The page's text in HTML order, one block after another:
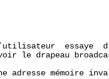
essaye
le drapeau
adresse mémoire